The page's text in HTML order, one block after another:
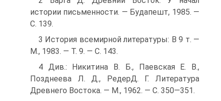
истории письменности. — Будапешт, 1985. —
С. 139.
3 История всемирной литературы: В 9 т. —
М., 1983. — Т. 9. — С. 143.
4 Див.: Никитина В. Б., Паевская Е. В.,
Позднеева Л. Д., РедерД. Г. Литература
Древнего Востока. — М., 1962. — С. 350—351.